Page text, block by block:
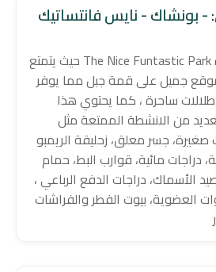
- بونشاك - نايس فانتساتيك
رحلة إلى منتزه The Nice Funtastic Park حيث يتمتع
جميل على قمة جبل مما يوفر
ساحرة ، كما يحتوي هذا
من الانشطة الممتعة مثل
صغيرة، جسر معلق، زحليقة الريمبو
دراجات مائية، قوارب البط، حمام
الأسماك، دراجات الدفع الرباعي ،
العضوية، بيوت الفطر والفراشات